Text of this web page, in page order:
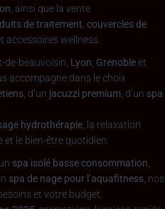
, ainsi que la vente
de traitement, couvercles de
accessoires wellness.
de-beauvoisin, Lyon, Grenobleet
accompagne dans le choix
, d’un jacuzzi premium, d’un spa
hydrothérapie, la relaxation
le bien-être quotidien.
spa isolé basse consommation,
spa de nage pour l’aquafitness, nos
et votre budget.